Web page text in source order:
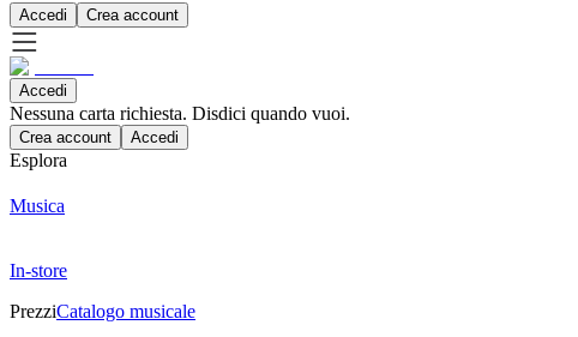
Accedi Crea account
Accedi
Nessuna carta richiesta. Disdici quando vuoi.
Crea account Accedi
Esplora
Musica
In-store
PrezziCatalogo musicale